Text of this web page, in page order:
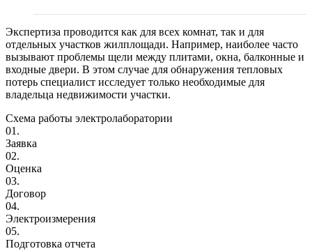
Экспертиза проводится как для всех комнат, так и для
отдельных участков жилплощади. Например, наиболее часто
вызывают проблемы щели между плитами, окна, балконные и
входные двери. В этом случае для обнаружения тепловых
потерь специалист исследует только необходимые для
владельца недвижимости участки.
Схема работы электролаборатории
01.
Заявка
02.
Оценка
03.
Договор
04.
Электроизмерения
05.
Подготовка отчета